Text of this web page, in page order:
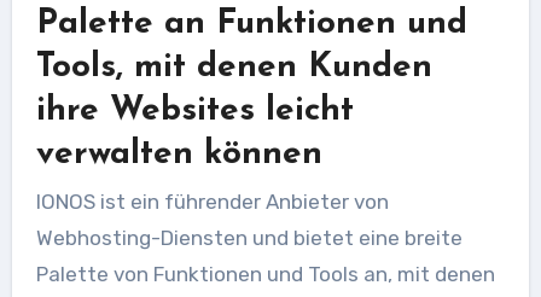
Palette an Funktionen und
Tools, mit denen Kunden
ihre Websites leicht
verwalten können
IONOS ist ein führender Anbieter von
Webhosting-Diensten und bietet eine breite
Palette von Funktionen und Tools an, mit denen